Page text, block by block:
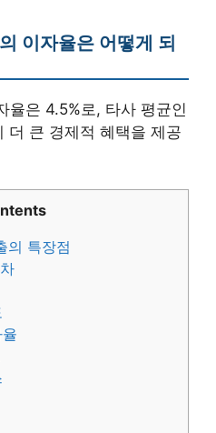
이자율은 어떻게 되
율은 4.5%로, 타사 평균인
더 큰 경제적 혜택을 제공
의 특장점